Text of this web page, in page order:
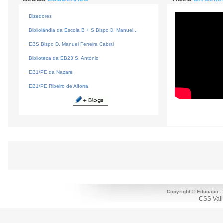
Dizedores
Bibliolândia da Escola B + S Bispo D. Manuel...
EBS Bispo D. Manuel Ferreira Cabral
Biblioteca da EB23 S. António
EB1/PE da Nazaré
EB1/PE Ribeiro de Alforra
Copyright © Educatic -
CSS